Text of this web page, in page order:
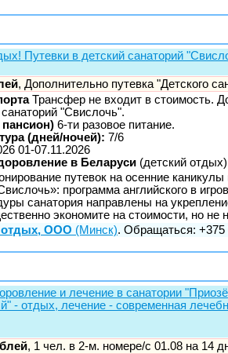
Путевки в детский санаторий
, Дополнительно путевка "Детского
Трансфер не входит в стоимость.
"Свислочь".
6-ти разовое питание.
(дней/ночей): 7/6
01-07.11.2026
в Беларуси (детский
путевок на осенние
программа английского в
санатория направлены на
экономите на стоимости, но
ООО (Минск). Обращаться: +375
и лечение в санатории
- отдых, лечение - современная
, 1 чел. в 2-м. номере/с 01.08 на 14